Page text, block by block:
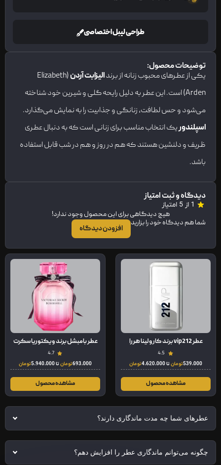
طراحی لیبل اختصاصی
توضیحات محصول:
یکی از عطرهای محبوب زنانه از برندالیزابت آردن (Elizabeth
Arden) است. این عطر به دلیل رایحه گلی و شیرین خود شناخته
می‌شود و حس لطافت، زنانگی و جذابیت را به نمایش می‌گذارد.
اسپلندوریک انتخاب مناسب برای زنانی است که به دنبال عطری
ظریف و دلنشین هستند که هم در روز و هم در شب قابل استفاده
باشد.
دیدگاه و ثبت امتیاز
1 از 5 امتیاز
هیچ دیدگاهی برای این محصول وجود ندارد!
شما هم دیدگاه خود را بزارید
افزودن دیدگاه
عطر vip212 برند کارولینا هررا
4.5
539.000تومانتا4.620.000تومان
مشاهده محصول
عطر بامبشل برند ویکتوریا سکرت
4.7
693.000تومانتا5.940.000تومان
مشاهده محصول
عطرهای شما چه مدت ماندگاری دارند؟
چگونه می‌توانم ماندگاری عطر را افزایش دهم؟